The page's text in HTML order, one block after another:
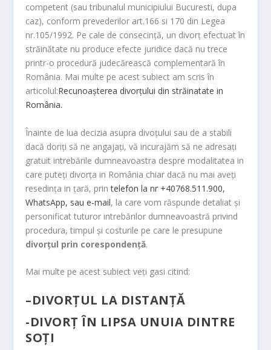
competent (sau tribunalul municipiului Bucuresti, dupa
caz), conform prevederilor art.166 si 170 din Legea
nr.105/1992. Pe cale de consecință, un divorț efectuat în
străinătate nu produce efecte juridice dacă nu trece
printr-o procedură judecărească complementară în
România. Mai multe pe acest subiect am scris în
articolul:Recunoașterea divorțului din străinatate in
România.
Înainte de lua decizia asupra divoțului sau de a stabili
dacă doriți să ne angajați, vă incurajăm să ne adresați
gratuit intrebările dumneavoastra despre modalitatea in
care puteți divorța in România chiar dacă nu mai aveți
resedința in țară, printelefon la nr +40768.511.900,
WhatsApp, sau e-mail, la care vom răspunde detaliat și
personificat tuturor intrebărilor dumneavoastră privind
procedura, timpul și costurile pe care le presupune
divorțul prin corespondență.
Mai multe pe acest subiect veți gasi citind:
–DIVORŢUL LA DISTANŢĂ
-DIVORȚ ÎN LIPSA UNUIA DINTRE
SOȚI